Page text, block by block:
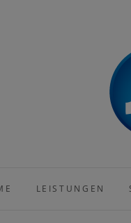
und Beratung.
LEISTUNGEN